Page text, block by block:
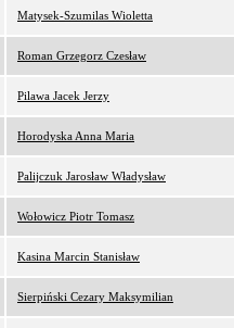
Matysek-Szumilas Wioletta
Roman Grzegorz Czesław
Pilawa Jacek Jerzy
Horodyska Anna Maria
Palijczuk Jarosław Władysław
Wołowicz Piotr Tomasz
Kasina Marcin Stanisław
Sierpiński Cezary Maksymilian